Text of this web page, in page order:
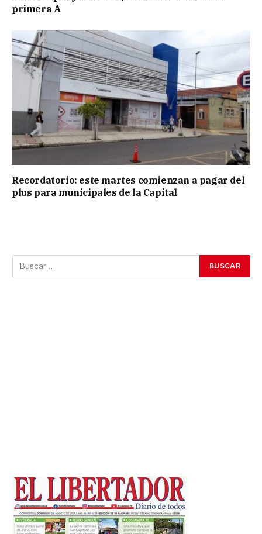
primera A
Recordatorio: este martes comienzan a pagar del
plus para municipales de la Capital